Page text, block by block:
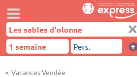
+
Vacances Vendée